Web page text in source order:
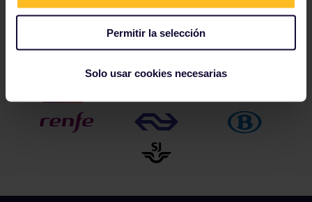
Permitir la selección
Solo usar cookies necesarias
Nuestros socios incluyen